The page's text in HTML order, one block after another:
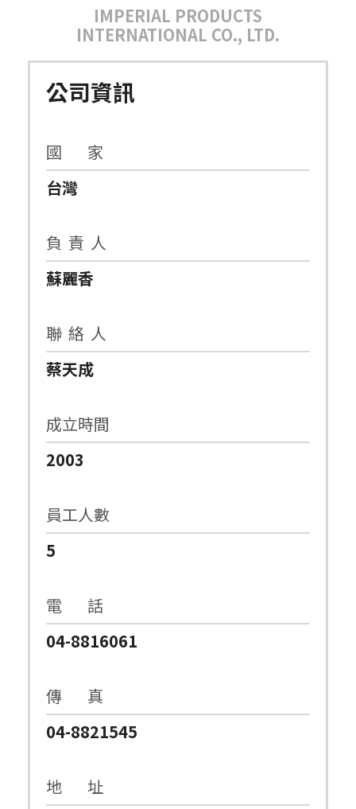
IMPERIAL PRODUCTS
INTERNATIONAL CO., LTD.
公司資訊
國 家
台灣
負 責 人
蘇麗香
聯 絡 人
蔡天成
成立時間
2003
員工人數
5
電 話
04-8816061
傳 真
04-8821545
地 址